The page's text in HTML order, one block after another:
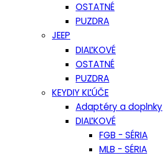
OSTATNÉ
PUZDRA
JEEP
DIAĽKOVÉ
OSTATNÉ
PUZDRA
KEYDIY KĽÚČE
Adaptéry a doplnky
DIAĽKOVÉ
FGB - SÉRIA
MLB - SÉRIA